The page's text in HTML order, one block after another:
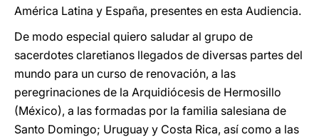
América Latina y España, presentes en esta Audiencia.
De modo especial quiero saludar al grupo de
sacerdotes claretianos llegados de diversas partes del
mundo para un curso de renovación, a las
peregrinaciones de la Arquidiócesis de Hermosillo
(México), a las formadas por la familia salesiana de
Santo Domingo; Uruguay y Costa Rica, así como a las